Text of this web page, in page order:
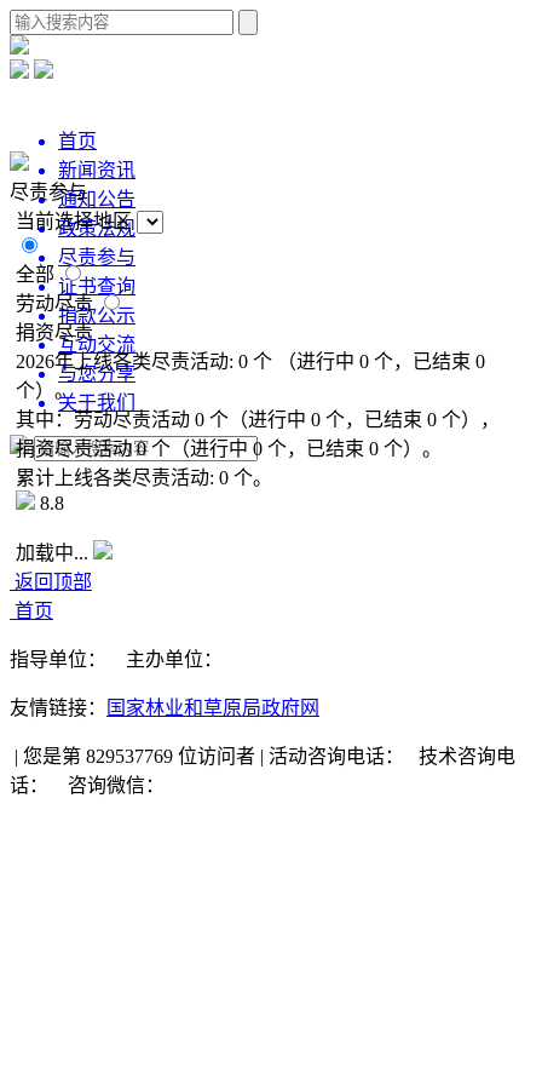
首页
新闻资讯
通知公告
政策法规
尽责参与
证书查询
捐款公示
互动交流
与您分享
关于我们
尽责参与
当前选择地区
全部
劳动尽责
捐资尽责
2026年上线各类尽责活动:0 个 （进行中0 个，已结束0
个）。
其中： 劳动尽责活动0 个 （进行中0 个，已结束0 个），
捐资尽责活动0个 （进行中0 个，已结束0 个）。
累计上线各类尽责活动:0 个。
8.8
加载中...
返回顶部
首页
指导单位： 主办单位：
友情链接： 国家林业和草原局政府网
| 您是第 829537769 位访问者 | 活动咨询电话：
技术咨询电
话：
咨询微信：